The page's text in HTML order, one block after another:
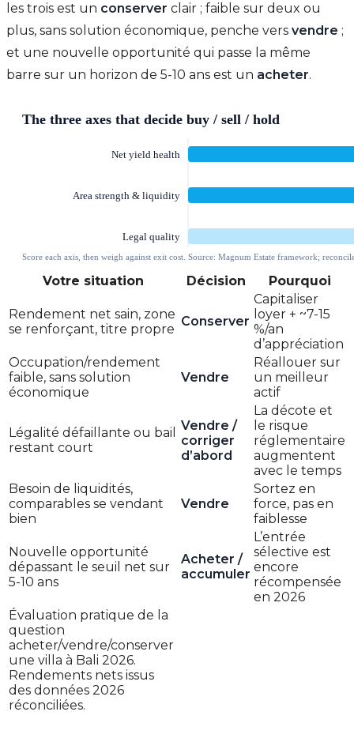
les trois est un conserver clair ; faible sur deux ou
plus, sans solution économique, penche vers vendre ;
et une nouvelle opportunité qui passe la même
barre sur un horizon de 5-10 ans est un acheter.
Votre situation Décision Pourquoi
Rendement net sain, zone
se renforçant, titre propre
Conserver
Capitaliser
loyer + ~7-15
%/an
d’appréciation
Occupation/rendement
faible, sans solution
économique
Vendre
Réallouer sur
un meilleur
actif
Légalité défaillante ou bail
restant court
Vendre /
corriger
d’abord
La décote et
le risque
réglementaire
augmentent
avec le temps
Besoin de liquidités,
comparables se vendant
bien
Vendre
Sortez en
force, pas en
faiblesse
Nouvelle opportunité
dépassant le seuil net sur
5-10 ans
Acheter /
accumuler
L’entrée
sélective est
encore
récompensée
en 2026
Évaluation pratique de la
question
acheter/vendre/conserver
une villa à Bali 2026.
Rendements nets issus
des données 2026
réconciliées.